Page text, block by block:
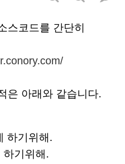
스코드를 간단히
은 아래와 같습니다.
하기위해.
하기위해.